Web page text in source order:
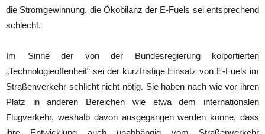
die Stromgewinnung, die Ökobilanz der E-Fuels sei entsprechend
schlecht.
Im Sinne der von der Bundesregierung kolportierten
„Technologieoffenheit“ sei der kurzfristige Einsatz von E-Fuels im
Straßenverkehr schlicht nicht nötig. Sie haben nach wie vor ihren
Platz in anderen Bereichen wie etwa dem internationalen
Flugverkehr, weshalb davon ausgegangen werden könne, dass